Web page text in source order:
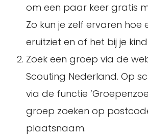
om een paar keer gratis
Zo kun je zelf ervaren hoe
eruitziet en of het bij je
Zoek een groep via de
Scouting Nederland. Op
via de functie
groep zoeken op
plaatsnaam.